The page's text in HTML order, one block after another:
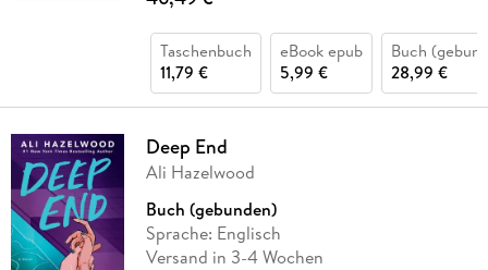
Taschenbuch
11,79 €
eBook epub
5,99 €
Buch
28,99 €
Deep End
Ali Hazelwood
Buch (gebunden)
Sprache: Englisch
Versand in 3-4 Wochen